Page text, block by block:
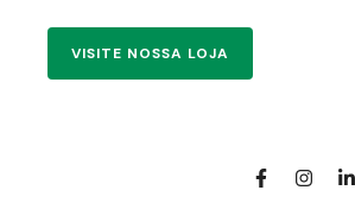
VISITE NOSSA LOJA